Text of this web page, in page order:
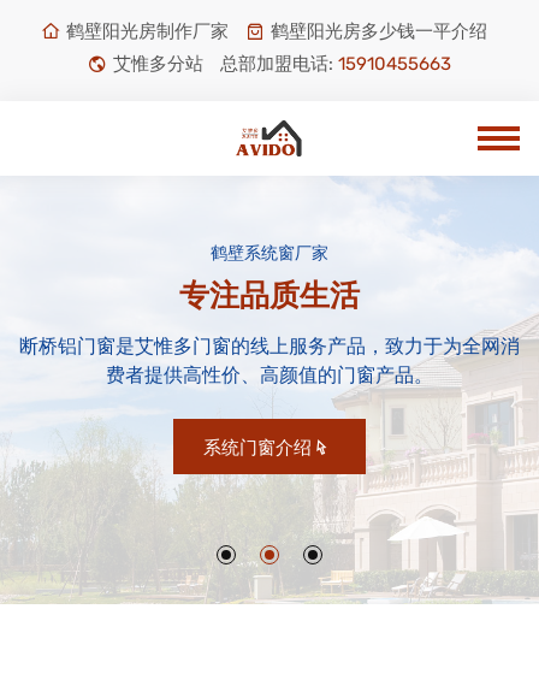
鹤壁阳光房制作厂家
鹤壁阳光房多少钱一平介绍
艾惟多分站
总部加盟电话: 15910455663
鹤壁系统窗厂家
专注品质生活
断桥铝门窗是艾惟多门窗的线上服务产品，致力于为全网消
费者提供高性价、高颜值的门窗产品。
系统门窗介绍